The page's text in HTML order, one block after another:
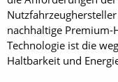
nachhaltige Premium-
Technologie ist die
Haltbarkeit und